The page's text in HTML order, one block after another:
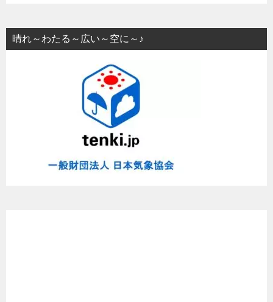
に
ま
晴れ～わたる～広い～空に～♪